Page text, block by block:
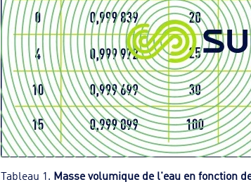
Tableau 1. Masse volumique de l'eau en fonction